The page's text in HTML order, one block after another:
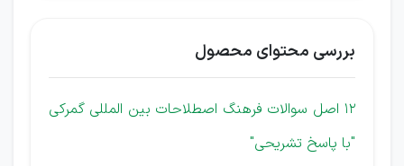
بررسی محتوای محصول
12 اصل سوالات فرهنگ اصطلاحات بین المللی گمرکی
"با پاسخ تشریحی"